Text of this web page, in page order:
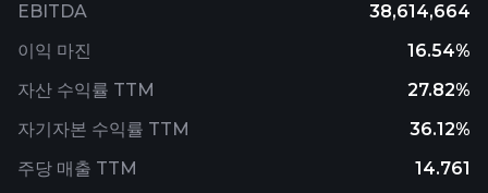
EBITDA
38,614,664
이익 마진
16.54%
자산 수익률 TTM
27.82%
자기자본 수익률 TTM
36.12%
주당 매출 TTM
14.761